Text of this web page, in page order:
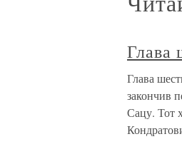
Глава
Глава
закончив
Сацу. Тот